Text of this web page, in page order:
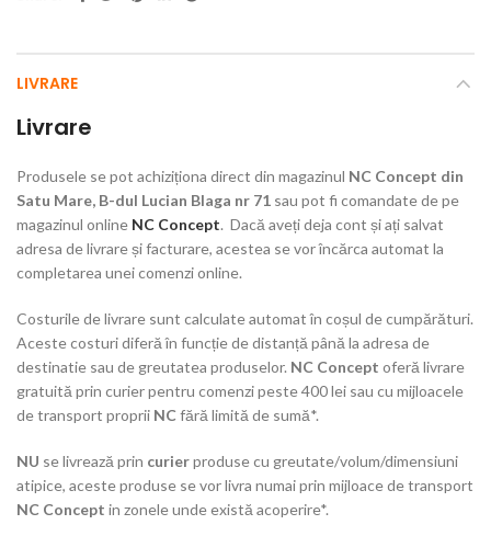
LIVRARE
Livrare
Produsele se pot achiziționa direct din magazinul NC Concept din
Satu Mare, B-dul Lucian Blaga nr 71 sau pot fi comandate de pe
magazinul online NC Concept. Dacă aveți deja cont și ați salvat
adresa de livrare și facturare, acestea se vor încărca automat la
completarea unei comenzi online.
Costurile de livrare sunt calculate automat în coșul de cumpărături.
Aceste costuri diferă în funcție de distanță până la adresa de
destinatie sau de greutatea produselor. NC Concept oferă livrare
gratuită prin curier pentru comenzi peste 400 lei sau cu mijloacele
de transport proprii NC fără limită de sumă*.
NU se livrează prin curierproduse cu greutate/volum/dimensiuni
atipice, aceste produse se vor livra numai prin mijloace de transport
NC Concept in zonele unde există acoperire*.